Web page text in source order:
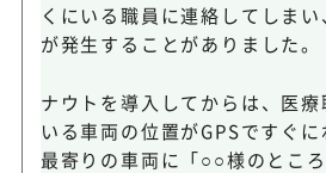
くにいる職員に連絡してしまい
が発生することがありました。
ナウトを導入してからは、医
いる車両の位置がGPSですぐに
最寄りの車両に「○○様のとこ